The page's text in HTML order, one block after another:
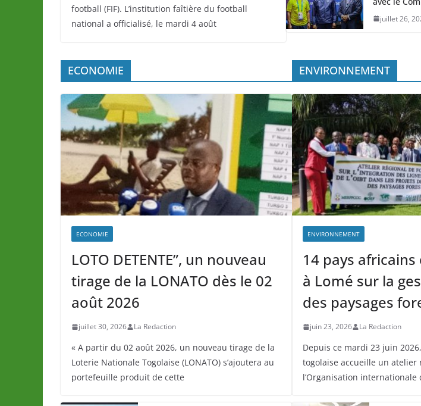
football (FIF). L’institution faîtière du football
national a officialisé, le mardi 4 août
juillet 26,
ECONOMIE
ECONOMIE
LOTO DETENTE”, un nouveau
tirage de la LONATO dès le 02
août 2026
juillet 30, 2026 La Redaction
« A partir du 02 août 2026, un nouveau tirage de la
Loterie Nationale Togolaise (LONATO) s’ajoutera au
portefeuille produit de cette
ENVIRONNEMENT
ENVIRONNEMENT
14 pays
à Lomé sur la
des paysages
juin 23, 2026 La Redaction
Depuis ce mardi 23 juin
togolaise accueille un atelier
l’Organisation internationale